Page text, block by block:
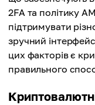
2FA та політику
підтримувати
зручний
цих факторів є
правильного